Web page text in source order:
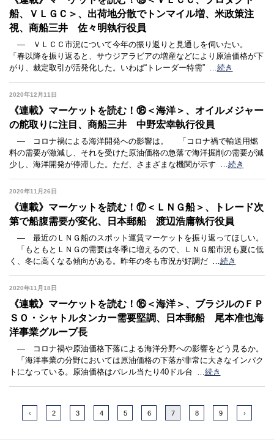
船、ＶＬＧＣ＞、出荷地分散でトンマイル増、米政策注
視、商船三井 佐々明執行役員
― ＶＬＣＣ市況について今年の振り返りと見通しを伺いたい。
「春以降を振り返ると、サウジアラビアの増産などにより原油価格が下
がり、裁定取引が活発化した。いわば“トレーダー特需”
続き
2020年12月11日
《連載》マーケットを読む！⑱＜海洋＞、オイルメジャー
の舵取りに注目、商船三井 中野宏幸執行役員
― コロナ禍による海洋開発への影響は。 「コロナ禍で輸送用燃
料の需要が激減し、それを受けた原油価格の急落で海洋掘削の需要が減
少し、海洋開発が停滞した。ただ、さまざまな機関が示す
続き
2020年11月26日
《連載》マーケットを読む！⑰＜ＬＮＧ船＞、トレード次
第で船腹需要が変化、日本郵船 渡辺浩庸執行役員
― 最近のＬＮＧ船のスポット運賃マーケットを振り返ってほしい。
「もともとＬＮＧの需要は冬季に増えるので、ＬＮＧ船市況も夏に低
く、冬に高くなる傾向がある。昨年の冬も市況が好調だ
続き
2020年11月18日
《連載》マーケットを読む！⑯＜海洋＞、ブラジルのＦＰ
ＳＯ・シャトルタンカー需要堅調、日本郵船 尾本准也海
洋事業グループ長
― コロナ禍や原油価格下落による海洋分野への影響をどう見るか。
「海洋事業の分野においては原油価格の下落が非常に大きなインパク
トになっている。原油価格はバレル当たり40ドル台
続き
‹ 2 3 4 5 6 7 8 9 ›